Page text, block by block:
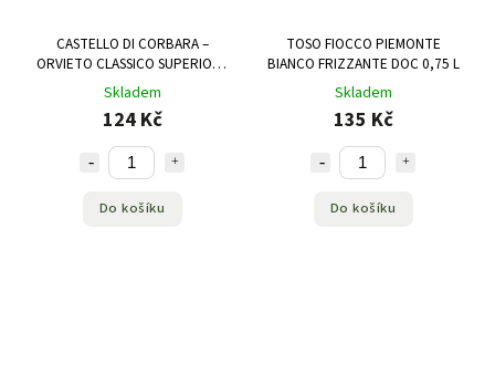
CASTELLO DI CORBARA –
ORVIETO CLASSICO SUPERIORE
DOC 0,75 L
Skladem
124 Kč
Do košíku
TOSO FIOCCO PIEMONTE
BIANCO FRIZZANTE DOC 0,75 L
Skladem
135 Kč
Do košíku